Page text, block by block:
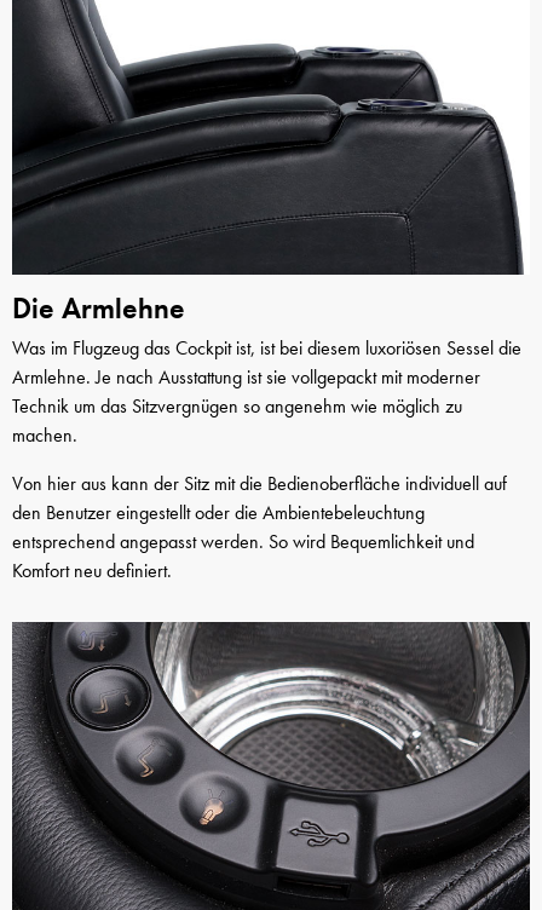
Die Armlehne
Was im Flugzeug das Cockpit ist, ist bei diesem luxoriösen Sessel die
Armlehne. Je nach Ausstattung ist sie vollgepackt mit moderner
Technik um das Sitzvergnügen so angenehm wie möglich zu
machen.
Von hier aus kann der Sitz mit die Bedienoberfläche individuell auf
den Benutzer eingestellt oder die Ambientebeleuchtung
entsprechend angepasst werden. So wird Bequemlichkeit und
Komfort neu definiert.